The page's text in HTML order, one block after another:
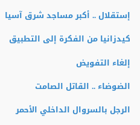
إستقلال .. أكبر مساجد شرق آسيا
كيدزانيا من الفكرة إلى التطبيق
إلغاء التفويض
الضوضاء .. القاتل الصامت
الرجل بالسروال الداخلي الأحمر